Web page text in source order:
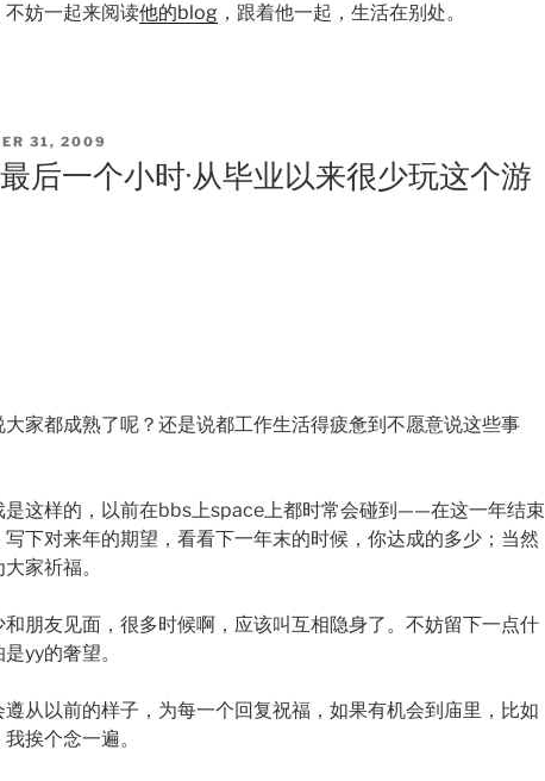
不妨一起来阅读他的blog ，跟着他一起，生活在别处。
31, 2009
后一个小时·从毕业以来很少玩这个游
大家都成熟了呢？还是说都工作生活得疲惫到不愿意说这些事
是这样的，以前在bbs上space上都时常会碰到——在这一年结束
写下对来年的期望，看看下一年末的时候，你达成的多少；当然
家祈福。
和朋友见面，很多时候啊，应该叫互相隐身了。不妨留下一点什
yy的奢望。
遵从以前的样子，为每一个回复祝福，如果有机会到庙里，比如
挨个念一遍。